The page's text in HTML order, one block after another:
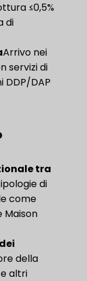
≤0,5%
di
Arrivo nei
servizi di
DDP/DAP
tra
di
come
Maison
della
altri